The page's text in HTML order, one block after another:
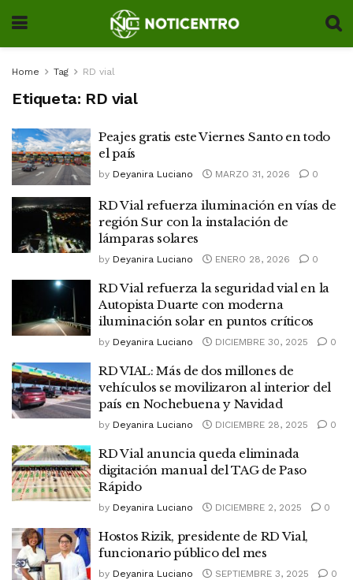
Home Tag RD vial
Etiqueta: RD vial
Peajes gratis este Viernes Santo en todo
el país
by Deyanira Luciano MARZO 31, 2026 0
RD Vial refuerza iluminación en vías de
región Sur con la instalación de
lámparas solares
by Deyanira Luciano ENERO 28, 2026 0
RD Vial refuerza la seguridad vial en la
Autopista Duarte con moderna
iluminación solar en puntos críticos
by Deyanira Luciano DICIEMBRE 30, 2025 0
RD VIAL: Más de dos millones de
vehículos se movilizaron al interior del
país en Nochebuena y Navidad
by Deyanira Luciano DICIEMBRE 28, 2025 0
RD Vial anuncia queda eliminada
digitación manual del TAG de Paso
Rápido
by Deyanira Luciano DICIEMBRE 2, 2025 0
Hostos Rizik, presidente de RD Vial,
funcionario público del mes
by Deyanira Luciano SEPTIEMBRE 3, 2025 0